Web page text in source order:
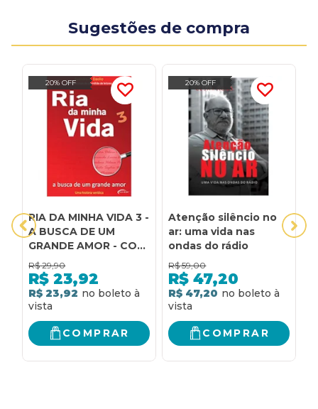
Sugestões de compra
20% OFF
RIA DA MINHA VIDA 3 -
A BUSCA DE UM
GRANDE AMOR - COL.
RIA DA MINHA VIDA -
1ª
R$ 29,90
R$ 23,92
R$ 23,92
COMPRAR
20% OFF
Atenção silêncio no
ar: uma vida nas
ondas do rádio
R$ 59,00
R$ 47,20
R$ 47,20
COMPRAR